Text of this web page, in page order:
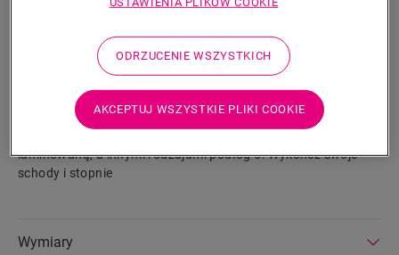
pasuje idealnie do koloru podłogi. Opakowanie zawiera jeden
uzyskać wodoszczelne wykończenie w wilgotnych
pomieszczeniach, zalecamy połączenie z paskiem piankowym
Foamstrip i zestawem Hydrokit. Profil Incizo umożliwia: 1.
Połącz dwie podłogi o różnej wysokości 2. Połącz dwie
podłogi o tej samej wysokości 3. Wykończ podłogę wzdłuż
laminowaną, a innymi rodzajami podłóg 5. Wykończ swoje
schody i stopnie
Wymiary
ODRZUCENIE WSZYSTKICH
AKCEPTUJ WSZYSTKIE PLIKI COOKIE